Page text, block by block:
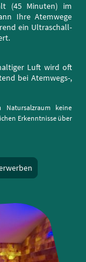
(45 Minuten) im
Ihre Atemwege
ein Ultraschall-
Luft wird oft
bei Atemwegs-,
keine
Erkenntnisse über